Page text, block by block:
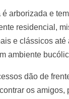
é arborizada e
residencial,
e clássicos
ambiente
dão de
os